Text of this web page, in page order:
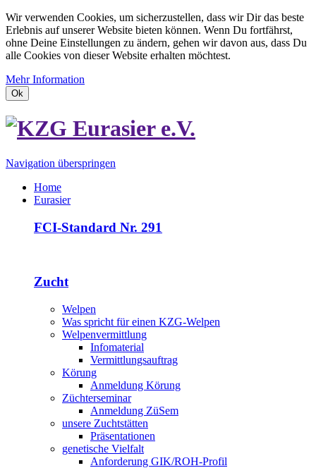
Wir verwenden Cookies, um sicherzustellen, dass wir Dir das beste
Erlebnis auf unserer Website bieten können. Wenn Du fortfährst,
ohne Deine Einstellungen zu ändern, gehen wir davon aus, dass Du
alle Cookies von dieser Website erhalten möchtest.
Mehr Information
Ok
Navigation überspringen
Home
Eurasier
FCI-Standard Nr. 291
Zucht
Welpen
Was spricht für einen KZG-Welpen
Welpenvermittlung
Infomaterial
Vermittlungsauftrag
Körung
Anmeldung Körung
Züchterseminar
Anmeldung ZüSem
unsere Zuchtstätten
Präsentationen
genetische Vielfalt
Anforderung GIK/ROH-Profil